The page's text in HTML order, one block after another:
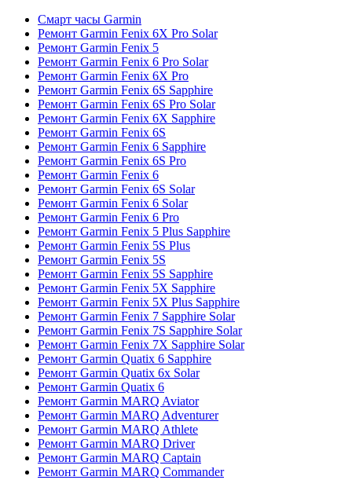
Смарт часы Garmin
Ремонт Garmin Fenix 6X Pro Solar
Ремонт Garmin Fenix 5
Ремонт Garmin Fenix 6 Pro Solar
Ремонт Garmin Fenix 6X Pro
Ремонт Garmin Fenix 6S Sapphire
Ремонт Garmin Fenix 6S Pro Solar
Ремонт Garmin Fenix 6X Sapphire
Ремонт Garmin Fenix 6S
Ремонт Garmin Fenix 6 Sapphire
Ремонт Garmin Fenix 6S Pro
Ремонт Garmin Fenix 6
Ремонт Garmin Fenix 6S Solar
Ремонт Garmin Fenix 6 Solar
Ремонт Garmin Fenix 6 Pro
Ремонт Garmin Fenix 5 Plus Sapphire
Ремонт Garmin Fenix 5S Plus
Ремонт Garmin Fenix 5S
Ремонт Garmin Fenix 5S Sapphire
Ремонт Garmin Fenix 5X Sapphire
Ремонт Garmin Fenix 5X Plus Sapphire
Ремонт Garmin Fenix 7 Sapphire Solar
Ремонт Garmin Fenix 7S Sapphire Solar
Ремонт Garmin Fenix 7X Sapphire Solar
Ремонт Garmin Quatix 6 Sapphire
Ремонт Garmin Quatix 6x Solar
Ремонт Garmin Quatix 6
Ремонт Garmin MARQ Aviator
Ремонт Garmin MARQ Adventurer
Ремонт Garmin MARQ Athlete
Ремонт Garmin MARQ Driver
Ремонт Garmin MARQ Captain
Ремонт Garmin MARQ Commander